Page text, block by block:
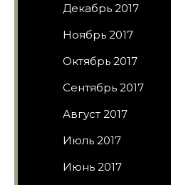
Декабрь 2017
Ноябрь 2017
Октябрь 2017
Сентябрь 2017
Август 2017
Июль 2017
Июнь 2017